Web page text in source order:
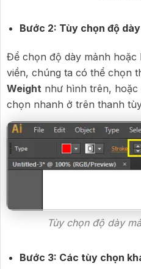
Bước 2: Tùy chọn độ
Để chọn độ dày mảnh hoặc
viền, chúng ta có thể chọn
Weight như hình trên,
chọn nhanh ở trên thanh
Tùy chọn độ dày
Bước 3: Các tùy chọn